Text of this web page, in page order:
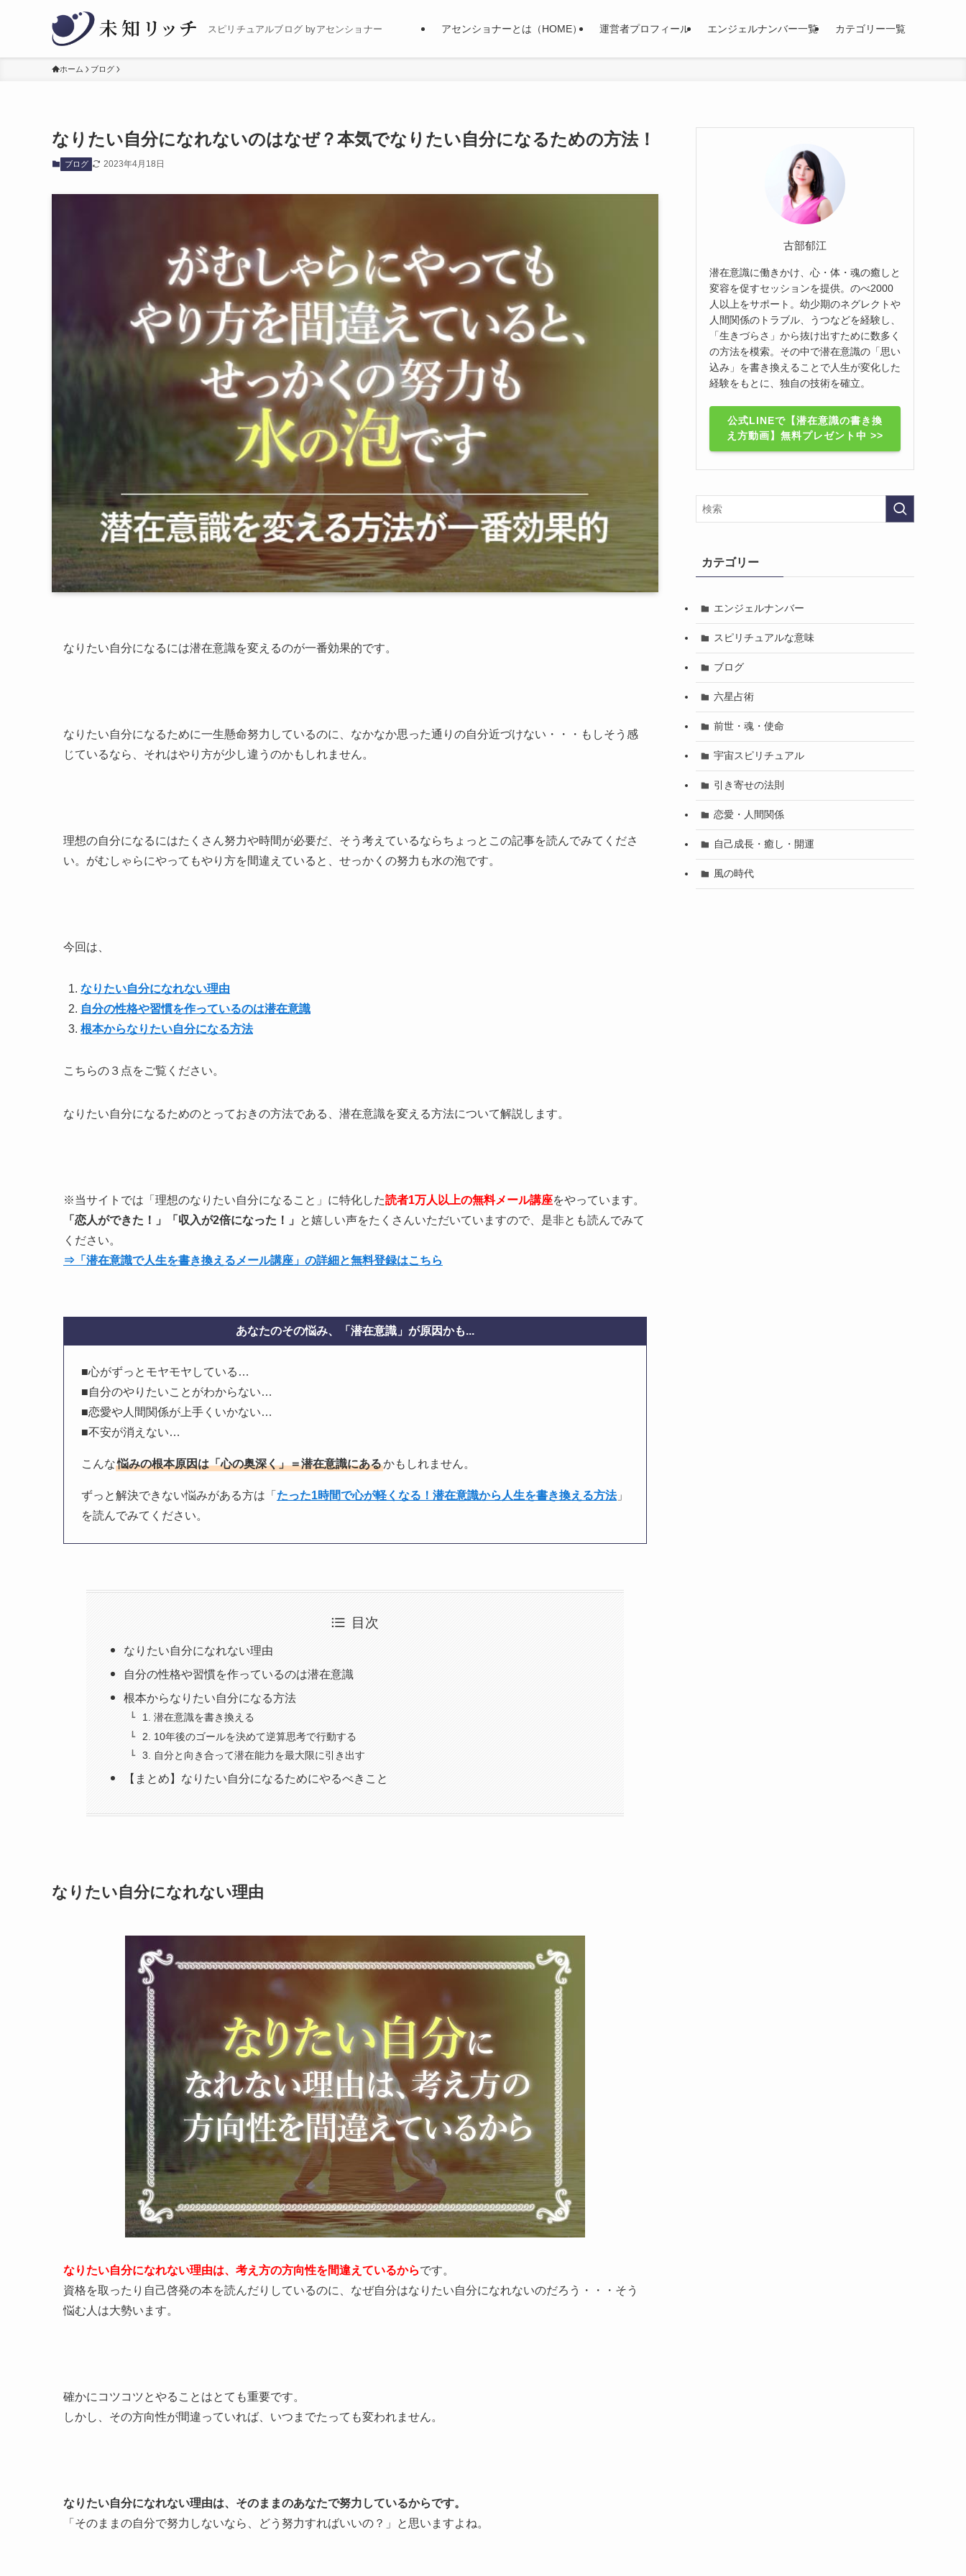
スピリチュアルブログ byアセンショナー アセンショナーとは（HOME） 運営者プロフィール エンジェルナンバー一覧 カテゴリー一覧
ホーム ブログ
なりたい自分になれないのはなぜ？本気でなりたい自分になるための方法！
ブログ 2023年4月18日
なりたい自分になるには潜在意識を変えるのが一番効果的です。
なりたい自分になるために一生懸命努力しているのに、なかなか思った通りの自分近づけない・・・もしそう感
じているなら、それはやり方が少し違うのかもしれません。
理想の自分になるにはたくさん努力や時間が必要だ、そう考えているならちょっとこの記事を読んでみてくださ
い。がむしゃらにやってもやり方を間違えていると、せっかくの努力も水の泡です。
今回は、
なりたい自分になれない理由
自分の性格や習慣を作っているのは潜在意識
根本からなりたい自分になる方法
こちらの３点をご覧ください。
なりたい自分になるためのとっておきの方法である、潜在意識を変える方法について解説します。
※当サイトでは「理想のなりたい自分になること」に特化した読者1万人以上の無料メール講座をやっています。
「恋人ができた！」「収入が2倍になった！」
と嬉しい声をたくさんいただいていますので、是非とも読んでみて
ください。
⇒「潜在意識で人生を書き換えるメール講座」の詳細と無料登録はこちら
あなたのその悩み、「潜在意識」が原因かも...
■心がずっとモヤモヤしている…
■自分のやりたいことがわからない…
■恋愛や人間関係が上手くいかない…
■不安が消えない…
こんな悩みの根本原因は「心の奥深く」＝潜在意識にあるかもしれません。
ずっと解決できない悩みがある方は「 たった1時間で心が軽くなる！潜在意識から人生を書き換える方法」
を読んでみてください。
目次
なりたい自分になれない理由
自分の性格や習慣を作っているのは潜在意識
根本からなりたい自分になる方法
1. 潜在意識を書き換える
2. 10年後のゴールを決めて逆算思考で行動する
3. 自分と向き合って潜在能力を最大限に引き出す
【まとめ】なりたい自分になるためにやるべきこと
なりたい自分になれない理由
なりたい自分になれない理由は、考え方の方向性を間違えているからです。
資格を取ったり自己啓発の本を読んだりしているのに、なぜ自分はなりたい自分になれないのだろう・・・そう
悩む人は大勢います。
確かにコツコツとやることはとても重要です。
しかし、その方向性が間違っていれば、いつまでたっても変われません。
なりたい自分になれない理由は、そのままのあなたで努力しているからです。
「そのままの自分で努力しないなら、どう努力すればいいの？」と思いますよね。
古部郁江
潜在意識に働きかけ、心・体・魂の癒しと
変容を促すセッションを提供。のべ2000
人以上をサポート。幼少期のネグレクトや
人間関係のトラブル、うつなどを経験し、
「生きづらさ」から抜け出すために数多く
の方法を模索。その中で潜在意識の「思い
込み」を書き換えることで人生が変化した
経験をもとに、独自の技術を確立。
公式LINEで【潜在意識の書き換
え方動画】無料プレゼント中 >>
カテゴリー
エンジェルナンバー
スピリチュアルな意味
ブログ
六星占術
前世・魂・使命
宇宙スピリチュアル
引き寄せの法則
恋愛・人間関係
自己成長・癒し・開運
風の時代